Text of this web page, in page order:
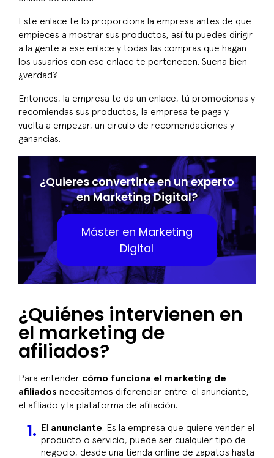
Este enlace te lo proporciona la empresa antes de que
empieces a mostrar sus productos, así tu puedes dirigir
a la gente a ese enlace y todas las compras que hagan
los usuarios con ese enlace te pertenecen. Suena bien
¿verdad?
Entonces, la empresa te da un enlace, tú promocionas y
recomiendas sus productos, la empresa te paga y
vuelta a empezar, un circulo de recomendaciones y
ganancias.
¿Quieres convertirte en un experto
en Marketing Digital?
Máster en Marketing
Digital
¿Quiénes intervienen en
el marketing de
afiliados?
Para entender cómo funciona el marketing de
afiliados necesitamos diferenciar entre: el anunciante,
el afiliado y la plataforma de afiliación.
El anunciante. Es la empresa que quiere vender el
producto o servicio, puede ser cualquier tipo de
negocio, desde una tienda online de zapatos hasta